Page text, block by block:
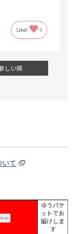
Like! 0
しい順
て
ゆうパケ
ットでお
届けしま
す